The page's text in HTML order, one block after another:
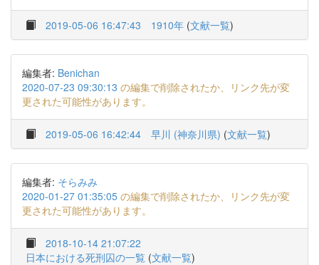
2019-05-06 16:47:43 1910年 (文献一覧)
編集者: Benichan
2020-07-23 09:30:13 の編集で削除されたか、リンク先が変
更された可能性があります。
2019-05-06 16:42:44 早川 (神奈川県) (文献一覧)
編集者: そらみみ
2020-01-27 01:35:05 の編集で削除されたか、リンク先が変
更された可能性があります。
2018-10-14 21:07:22
日本における死刑囚の一覧 (文献一覧)